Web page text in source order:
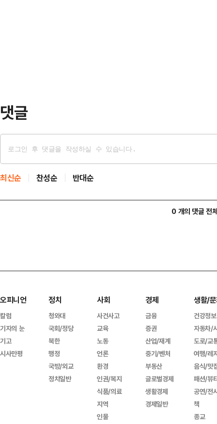
댓글
최신순 찬성순 반대순
0 개의 댓글 전
오피니언
칼럼
기자의 눈
기고
시사만평
정치
청와대
국회/정당
북한
행정
국방/외교
정치일반
사회
사건사고
교육
노동
언론
환경
인권/복지
식품/의료
지역
인물
경제
금융
증권
산업/재계
중기/벤처
부동산
글로벌경제
생활경제
경제일반
생활/
건강정보
자동차/
도로/교
여행/레
음식/맛
패션/뷰
공연/전
책
종교